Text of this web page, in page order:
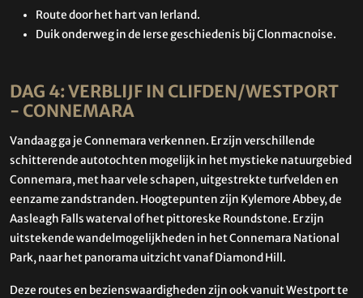
Route door het hart van Ierland.
Duik onderweg in de Ierse geschiedenis bij Clonmacnoise.
DAG 4: VERBLIJF IN CLIFDEN/WESTPORT
- CONNEMARA
Vandaag ga je Connemara verkennen. Er zijn verschillende
schitterende autotochten mogelijk in het mystieke natuurgebied
Connemara, met haar vele schapen, uitgestrekte turfvelden en
eenzame zandstranden. Hoogtepunten zijn Kylemore Abbey, de
Aasleagh Falls waterval of het pittoreske Roundstone. Er zijn
uitstekende wandelmogelijkheden in het Connemara National
Park, naar het panorama uitzicht vanaf Diamond Hill.
Deze routes en bezienswaardigheden zijn ook vanuit Westport te